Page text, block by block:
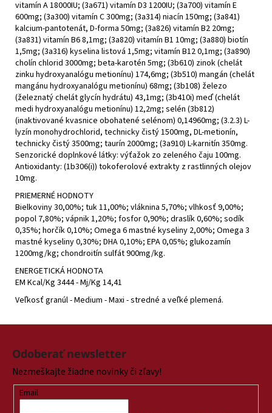
vitamín A 18000IU; (3a671) vitamín D3 1200IU; (3a700) vitamín E
600mg; (3a300) vitamín C 300mg; (3a314) niacín 150mg; (3a841)
kalcium-pantotenát, D-forma 50mg; (3a826) vitamín B2 20mg;
(3a831) vitamín B6 8,1mg; (3a820) vitamín B1 10mg; (3a880) biotín
1,5mg; (3a316) kyselina listová 1,5mg; vitamín B12 0,1mg; (3a890)
cholín chlorid 3000mg; beta-karotén 5mg; (3b610) zinok (chelát
zinku hydroxyanalógu metionínu) 174,6mg; (3b510) mangán (chelát
mangánu hydroxyanalógu metionínu) 68mg; (3b108) železo
(železnatý chelát glycín hydrátu) 43,1mg; (3b410i) meď (chelát
medi hydroxyanalógu metionínu) 12,2mg; selén (3b812)
(inaktivované kvasnice obohatené selénom) 0,14960mg; (3.2.3) L-
lyzín monohydrochlorid, technicky čistý 1500mg, DL-metionín,
technicky čistý 3500mg; taurín 2000mg; (3a910) L-karnitín 350mg.
Senzorické doplnkové látky: výťažok zo zeleného čaju 100mg.
Antioxidanty: (1b306(i)) tokoferolové extrakty z rastlinných olejov
10mg.
PRIEMERNÉ HODNOTY
Bielkoviny 30,00%; tuk 11,00%; vláknina 5,70%; vlhkosť 9,00%;
popol 7,80%; vápnik 1,20%; fosfor 0,90%; draslík 0,60%; sodík
0,35%; horčík 0,10%; Omega 6 mastné kyseliny 2,00%; Omega 3
mastné kyseliny 0,30%; DHA 0,10%; EPA 0,05%; glukozamín
1200mg/kg; chondroitín sulfát 900mg/kg.
ENERGETICKÁ HODNOTA
EM Kcal/Kg 3444 - Mj/Kg 14,41
Veľkosť granúl - Medium - Maxi - stredné a veľké plemená.
Z
Odoberať newsletter
Nezmeškajte žiadne novinky či zľavy!
Email